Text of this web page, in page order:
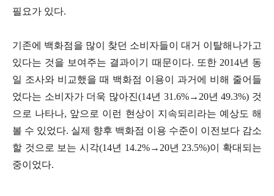
필요가 있다.
기존에 백화점을 많이 찾던 소비자들이 대거 이탈해나가고
있다는 것을 보여주는 결과이기 때문이다. 또한 2014년 동
일 조사와 비교했을 때 백화점 이용이 과거에 비해 줄어들
었다는 소비자가 더욱 많아진(14년 31.6%→20년 49.3%) 것
으로 나타나, 앞으로 이런 현상이 지속되리라는 예상도 해
볼 수 있었다. 실제 향후 백화점 이용 수준이 이전보다 감소
할 것으로 보는 시각(14년 14.2%→20년 23.5%)이 확대되는
중이었다.